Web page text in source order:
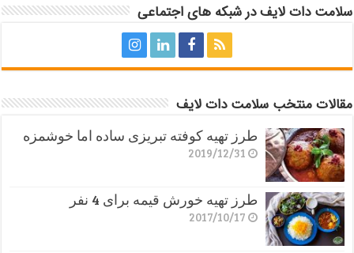
سلامت دات لایف در شبکه های اجتماعی
مقالات منتخب سلامت دات لایف
طرز تهیه کوفته تبریزی ساده اما خوشمزه
2019/12/31
طرز تهیه خورش قیمه برای 4 نفر
2017/10/17